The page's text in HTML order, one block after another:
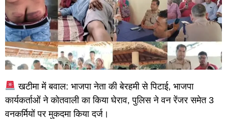
खटीमा में बवाल: भाजपा नेता की बेरहमी से पिटाई, भाजपा
कार्यकर्ताओं ने कोतवाली का किया घेराव, पुलिस ने वन रेंजर समेत 3
वनकर्मियों पर मुकदमा किया दर्ज।